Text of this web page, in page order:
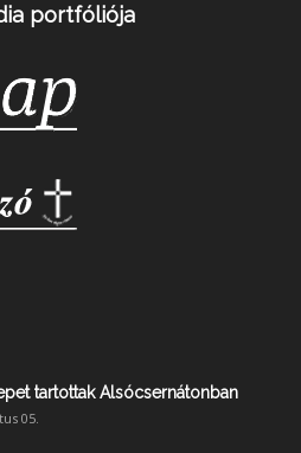
portfóliója
tartottak Alsócsernátonban
05.